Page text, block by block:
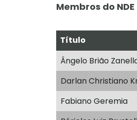
Membros do NDE
Título
Ângelo Brião
Darlan Christiano
Fabiano Geremia